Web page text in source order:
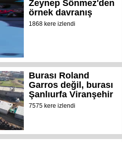
Zeynep Sönmez'den
örnek davranış
1868 kere izlendi
Burası Roland
Garros değil, burası
Şanlıurfa Viranşehir
7575 kere izlendi